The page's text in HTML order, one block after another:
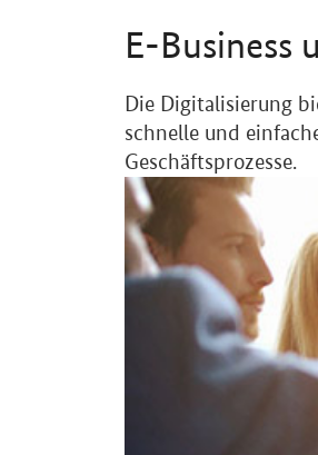
E-Business
Die Digitalisierung
schnelle und
Geschäftsprozesse.